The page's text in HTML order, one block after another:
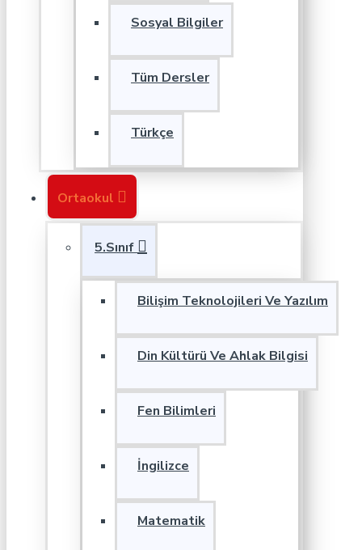
Sosyal Bilgiler
Tüm Dersler
Türkçe
Ortaokul
5.Sınıf
Bilişim Teknolojileri Ve Yazılım
Din Kültürü Ve Ahlak Bilgisi
Fen Bilimleri
İngilizce
Matematik